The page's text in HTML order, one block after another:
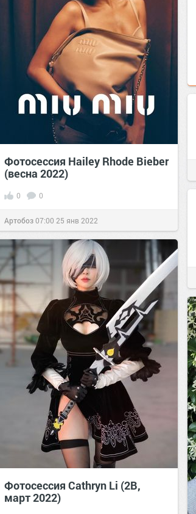
Фотосессия Hailey Rhode Bieber
(весна 2022)
0 0
Артобоз07:00 25 янв 2022
Фотосессия Cathryn Li (2B,
март 2022)